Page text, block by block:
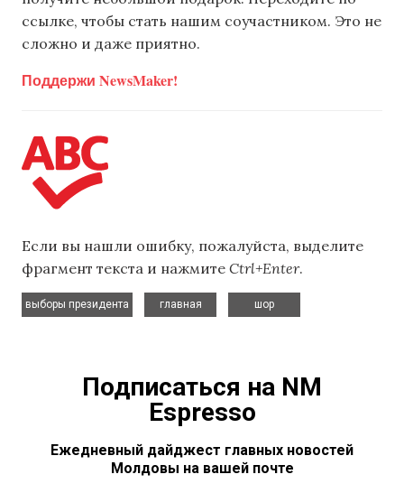
ссылке, чтобы стать нашим соучастником. Это не
сложно и даже приятно.
Поддержи NewsMaker!
Если вы нашли ошибку, пожалуйста, выделите
фрагмент текста и нажмите Ctrl+Enter.
выборы президента
главная
шор
Подписаться на NM
Espresso
Ежедневный дайджест главных новостей
Молдовы на вашей почте